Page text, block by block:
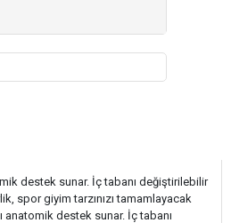
destek sunar. İç tabanı değiştirilebilir
spor giyim tarzınızı tamamlayacak
anatomik destek sunar. İç tabanı